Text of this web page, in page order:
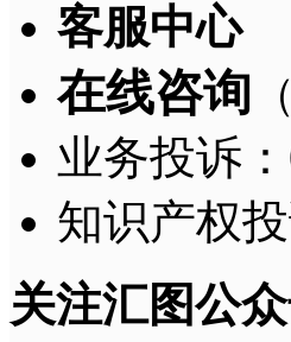
客服中心
在线咨询
业务投诉
知识产权
关注汇图公